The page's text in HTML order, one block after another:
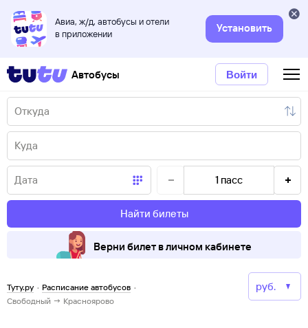
Авиа, ж/д, автобусы и отели
в приложении
Установить
Автобусы Войти
1 пасс
Найти билеты
Верни билет в личном кабинете
Туту.ру · Расписание автобусов ·
Свободный → Красноярово